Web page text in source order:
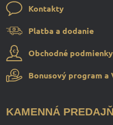
Kontakty
Platba a dodanie
Obchodné podmienky
Bonusový program a
KAMENNÁ